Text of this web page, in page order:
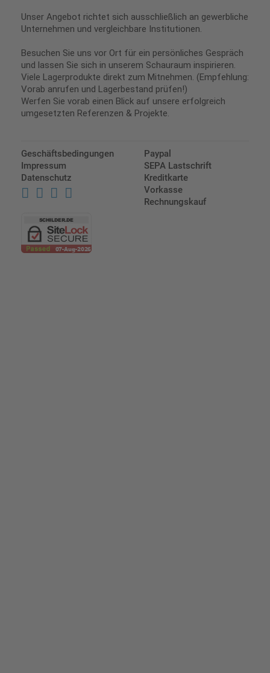
Unser Angebot richtet sich ausschließlich an gewerbliche
Unternehmen und vergleichbare Institutionen.
Besuchen Sie uns vor Ort für ein persönliches Gespräch
und lassen Sie sich in unserem Schauraum inspirieren.
Viele Lagerprodukte direkt zum Mitnehmen. (Empfehlung:
Vorab anrufen und Lagerbestand prüfen!)
Werfen Sie vorab einen Blick auf unsere erfolgreich
umgesetzten Referenzen & Projekte.
Geschäftsbedingungen
Impressum
Datenschutz
Paypal
SEPA Lastschrift
Kreditkarte
Vorkasse
Rechnungskauf